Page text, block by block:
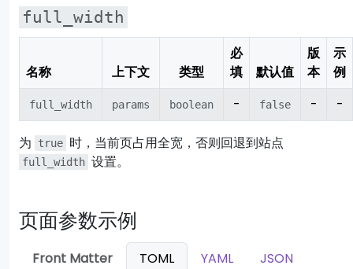
full_width
名称 上下文 类型
必
填
默认值
版
本
示
例
full_width params boolean - false - -
为 true 时，当前页占用全宽，否则回退到站点
full_width 设置。
页面参数示例
Front Matter TOML YAML JSON